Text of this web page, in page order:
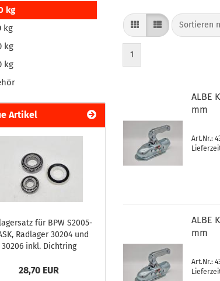
Sortieren
Sortieren
1
ALBE
mm
Art.Nr.:
ALBE
mm
Art.Nr.:
kg
kg
kg
kg
Artikel
für BPW S2005-
Radlager 30204 und
30206 inkl. Dichtring
28,70 EUR